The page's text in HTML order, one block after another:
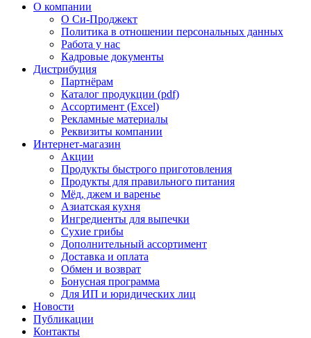
О компании
О Си-Проджект
Политика в отношении персональных данных
Работа у нас
Кадровые документы
Дистрибуция
Партнёрам
Каталог продукции (pdf)
Ассортимент (Excel)
Рекламные материалы
Реквизиты компании
Интернет-магазин
Акции
Продукты быстрого приготовления
Продукты для правильного питания
Мёд, джем и варенье
Азиатская кухня
Ингредиенты для выпечки
Сухие грибы
Дополнительный ассортимент
Доставка и оплата
Обмен и возврат
Бонусная программа
Для ИП и юридических лиц
Новости
Публикации
Контакты